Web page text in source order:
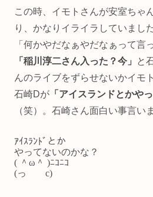
この時、イモトさんが安室ちゃ
り、かなりイライラしていまし
「何かやだなぁやだなぁって言
「稲川淳二さん入った？今」
と
んのライブをずらせないかイモ
石崎Dが 「アイスランドとかや
（笑）。石崎さん面白い事言い
ｱｲｽﾗﾝﾄﾞとか
やってないのかな？
( ＾ω＾ )ﾆｺﾆｺ
(っ c)